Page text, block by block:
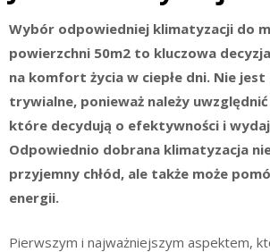
Wybór odpowiedniej klimatyzacji do
powierzchni 50m2 to kluczowa
na komfort życia w ciepłe dni. Nie
trywialne, ponieważ należy
które decydują o efektywności i
Odpowiednio dobrana klimatyzacja
przyjemny chłód, ale także może
energii.
Pierwszym i najważniejszym aspektem,